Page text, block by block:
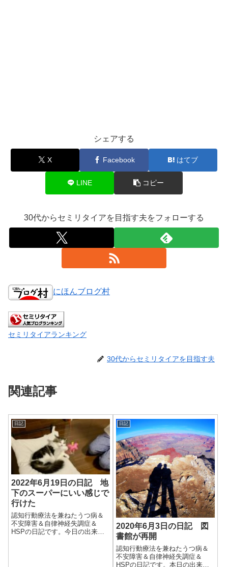
シェアする
X Facebook はてブ
LINE コピー
30代からセミリタイアを目指す夫をフォローする
にほんブログ村
セミリタイアランキング
30代からセミリタイアを目指す夫
関連記事
日記
2022年6月19日の日記 地
下のスーパーにいい感じで
行けた
認知行動療法を兼ねたうつ病＆
不安障害＆自律神経失調症＆
HSPの日記です。今日の出来事
日記
2020年6月3日の日記 図
書館が再開
認知行動療法を兼ねたうつ病＆
不安障害＆自律神経失調症＆
HSPの日記です。本日の出来事